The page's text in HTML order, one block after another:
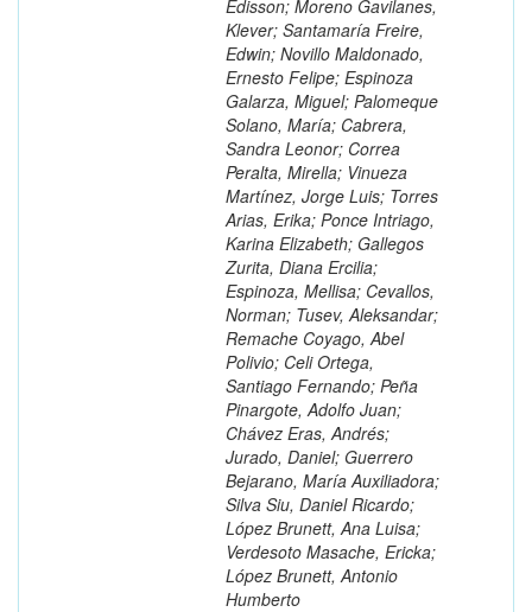
Edisson; Moreno Gavilanes,
Klever; Santamaría Freire,
Edwin; Novillo Maldonado,
Ernesto Felipe; Espinoza
Galarza, Miguel; Palomeque
Solano, María; Cabrera,
Sandra Leonor; Correa
Peralta, Mirella; Vinueza
Martínez, Jorge Luis; Torres
Arias, Erika; Ponce Intriago,
Karina Elizabeth; Gallegos
Zurita, Diana Ercilia;
Espinoza, Mellisa; Cevallos,
Norman; Tusev, Aleksandar;
Remache Coyago, Abel
Polivio; Celi Ortega,
Santiago Fernando; Peña
Pinargote, Adolfo Juan;
Chávez Eras, Andrés;
Jurado, Daniel; Guerrero
Bejarano, María Auxiliadora;
Silva Siu, Daniel Ricardo;
López Brunett, Ana Luisa;
Verdesoto Masache, Ericka;
López Brunett, Antonio
Humberto